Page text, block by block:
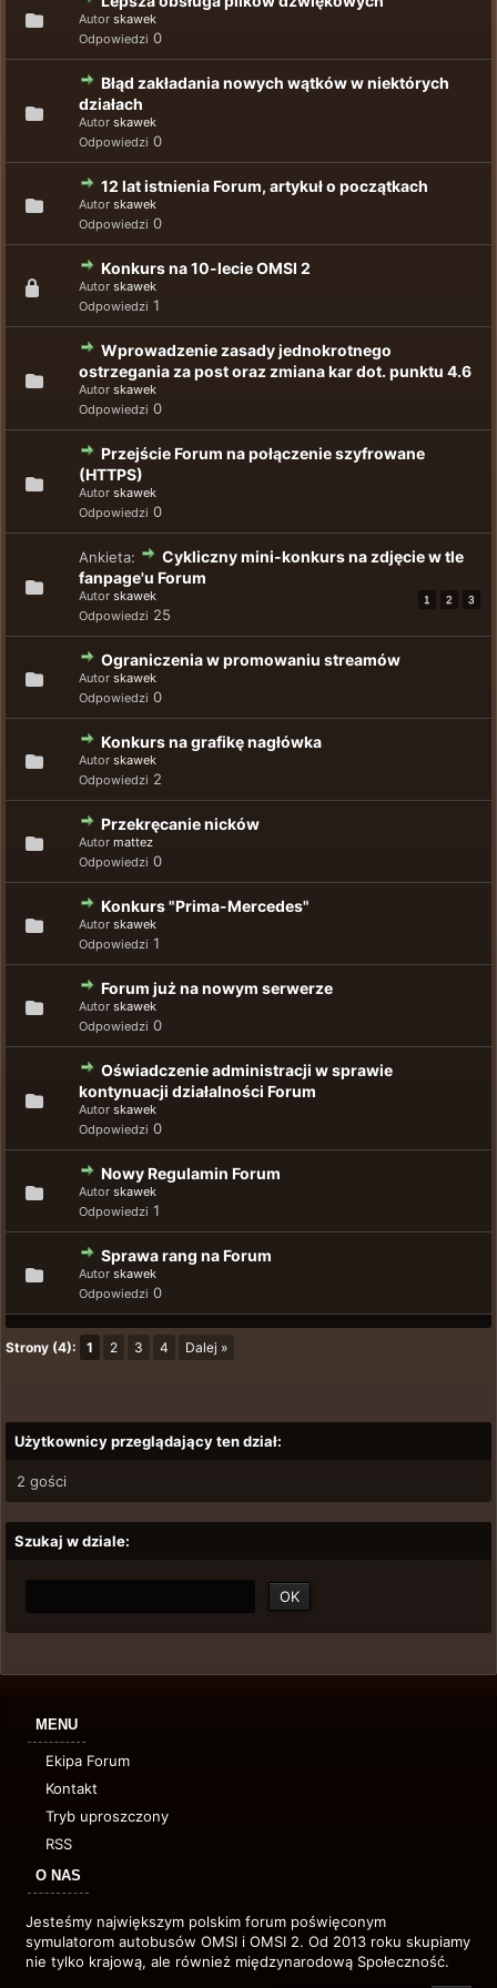
Autor skawek
Odpowiedzi 0
Błąd zakładania nowych wątków w niektórych
działach
Autor skawek
Odpowiedzi 0
12 lat istnienia Forum, artykuł o początkach
Autor skawek
Odpowiedzi 0
Konkurs na 10-lecie OMSI 2
Autor skawek
Odpowiedzi 1
Wprowadzenie zasady jednokrotnego
ostrzegania za post oraz zmiana kar dot. punktu 4.6
Autor skawek
Odpowiedzi 0
Przejście Forum na połączenie szyfrowane
(HTTPS)
Autor skawek
Odpowiedzi 0
Ankieta:
Cykliczny mini-konkurs na zdjęcie w tle
fanpage'u Forum
Autor skawek 1 2 3
Odpowiedzi 25
Ograniczenia w promowaniu streamów
Autor skawek
Odpowiedzi 0
Konkurs na grafikę nagłówka
Autor skawek
Odpowiedzi 2
Przekręcanie nicków
Autor mattez
Odpowiedzi 0
Konkurs "Prima-Mercedes"
Autor skawek
Odpowiedzi 1
Forum już na nowym serwerze
Autor skawek
Odpowiedzi 0
Oświadczenie administracji w sprawie
kontynuacji działalności Forum
Autor skawek
Odpowiedzi 0
Nowy Regulamin Forum
Autor skawek
Odpowiedzi 1
Sprawa rang na Forum
Autor skawek
Odpowiedzi 0
Strony (4): 1 2 3 4 Dalej »
Użytkownicy przeglądający ten dział:
2 gości
Szukaj w dziale:
MENU
Ekipa Forum
Kontakt
Tryb uproszczony
RSS
O NAS
Jesteśmy największym polskim forum poświęconym
symulatorom autobusów OMSI i OMSI 2. Od 2013 roku skupiamy
nie tylko krajową, ale również międzynarodową Społeczność.